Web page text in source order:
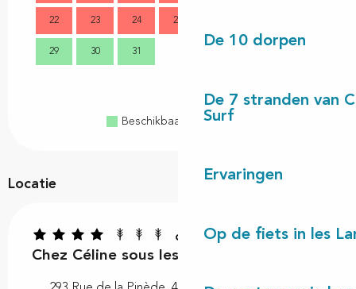
De 10 dorpen
De 7 stranden van
Surf
Ervaringen
Op de fiets in les
22 23 24 25
29 30 31
Beschikbaar Volzet
Locatie
Chez Céline sous les pins